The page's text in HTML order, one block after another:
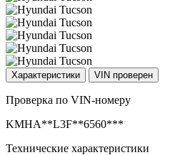
Характеристики VIN проверен
Проверка по VIN-номеру
KMHA**L3F**6560***
Технические характеристики